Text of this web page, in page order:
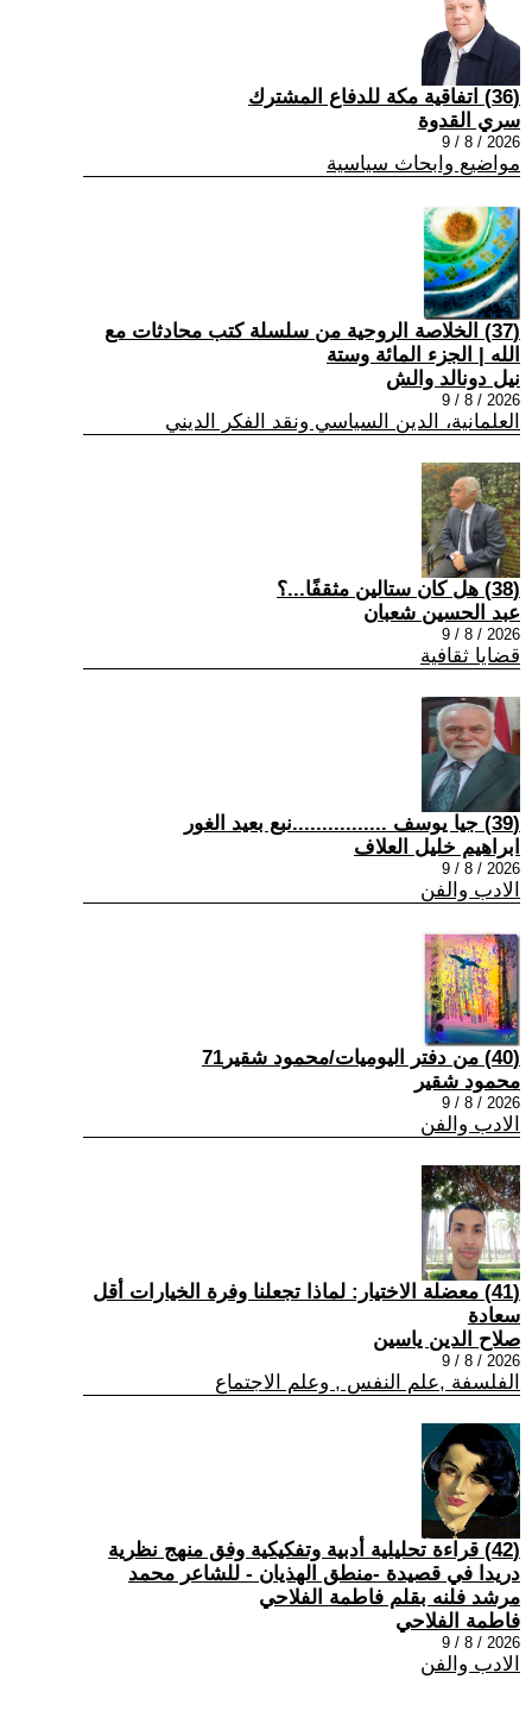
(36) اتفاقية مكة للدفاع المشترك
سري القدوة
2026 / 8 / 9
مواضيع وابحاث سياسية
(37) الخلاصة الروحية من سلسلة كتب محادثات مع
الله | الجزء المائة وستة
نيل دونالد والش
2026 / 8 / 9
العلمانية، الدين السياسي ونقد الفكر الديني
(38) هل كان ستالين مثقفًا...؟
عبد الحسين شعبان
2026 / 8 / 9
قضايا ثقافية
(39) جيا يوسف ................نبع بعيد الغور
ابراهيم خليل العلاف
2026 / 8 / 9
الادب والفن
(40) من دفتر اليوميات/محمود شقير71
محمود شقير
2026 / 8 / 9
الادب والفن
(41) معضلة الاختيار: لماذا تجعلنا وفرة الخيارات أقل
سعادة
صلاح الدين ياسين
2026 / 8 / 9
الفلسفة ,علم النفس , وعلم الاجتماع
(42) قراءة تحليلية أدبية وتفكيكية وفق منهج نظرية
دريدا في قصيدة -منطق الهذيان - للشاعر محمد
مرشد فلنه بقلم فاطمة الفلاحي
فاطمة الفلاحي
2026 / 8 / 9
الادب والفن